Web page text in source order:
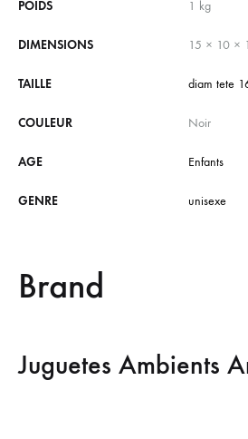
POIDS 1 kg
DIMENSIONS 15 × 10 ×
TAILLE diam tete
COULEUR Noir
AGE Enfants
GENRE unisexe
Brand
Juguetes Ambients